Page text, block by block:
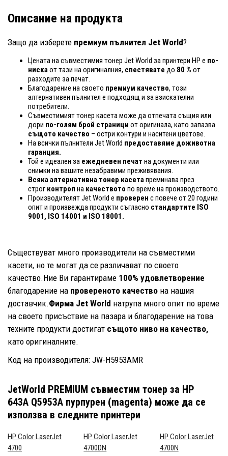
Описание на продукта
Защо да изберете премиум пълнител Jet World?
Цената на съвместимия тонер Jet World за принтери HP е по-
нискаот тази на оригиналния, спестявате до 80 % от
разходите за печат.
Благодарение на своето премиум качество, този
алтернативен пълнител е подходящ и за взискателни
потребители.
Съвместимият тонер касета може да отпечата същия или
дори по-голям брой страници от оригинала, като запазва
същото качество – остри контури и наситени цветове.
На всички пълнители Jet World предоставяме доживотна
гаранция.
Той е идеален за ежедневен печат на документи или
снимки на вашите незабравими преживявания.
Всяка алтернативна тонер касетапреминава през
строг контрол на качеството по време на производството.
Производителят Jet World е проверен с повече от 20 години
опит и произвежда продукти съгласно стандартите ISO
9001, ISO 14001 и ISO 18001.
Съществуват много производители на съвместими
касети, но те могат да се различават по своето
качество.Ние Ви гарантираме 100% удовлетворение
благодарение на провереното качество на нашия
доставчик.Фирма Jet World натрупа много опит по време
на своето присъствие на пазара и благодарение на това
техните продукти достигат същото ниво на качество,
като оригиналните.
Код на производителя: JW-H5953AMR
JetWorld PREMIUM съвместим тонер за HP
643A Q5953A пурпурен (magenta) може да се
използва в следните принтери
HP Color LaserJet
4700
HP Color LaserJet
4700DN
HP Color LaserJet
4700N